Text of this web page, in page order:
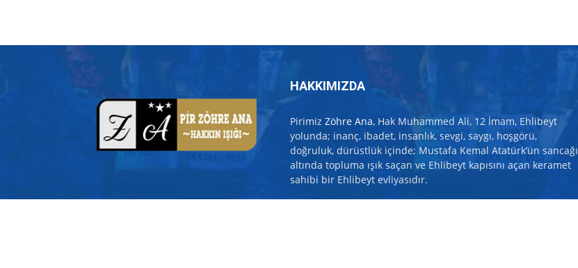
HAKKIMIZDA
Pirimiz Zöhre Ana, Hak Muhammed Ali, 12 İmam, Ehlibeyt
yolunda; inanç, ibadet, insanlık, sevgi, saygı, hoşgörü,
doğruluk, dürüstlük içinde; Mustafa Kemal Atatürk’ün sancağı
altında topluma ışık saçan ve Ehlibeyt kapısını açan keramet
sahibi bir Ehlibeyt evliyasıdır.